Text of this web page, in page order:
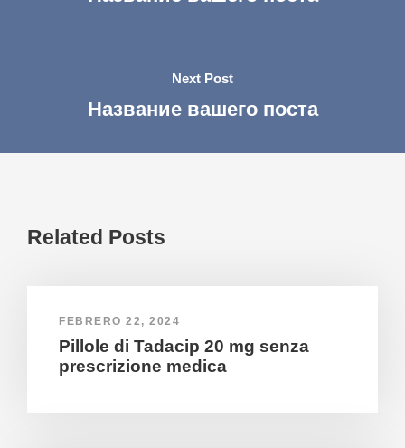
Next Post
Название вашего поста
Related Posts
FEBRERO 22, 2024
Pillole di Tadacip 20 mg senza
prescrizione medica